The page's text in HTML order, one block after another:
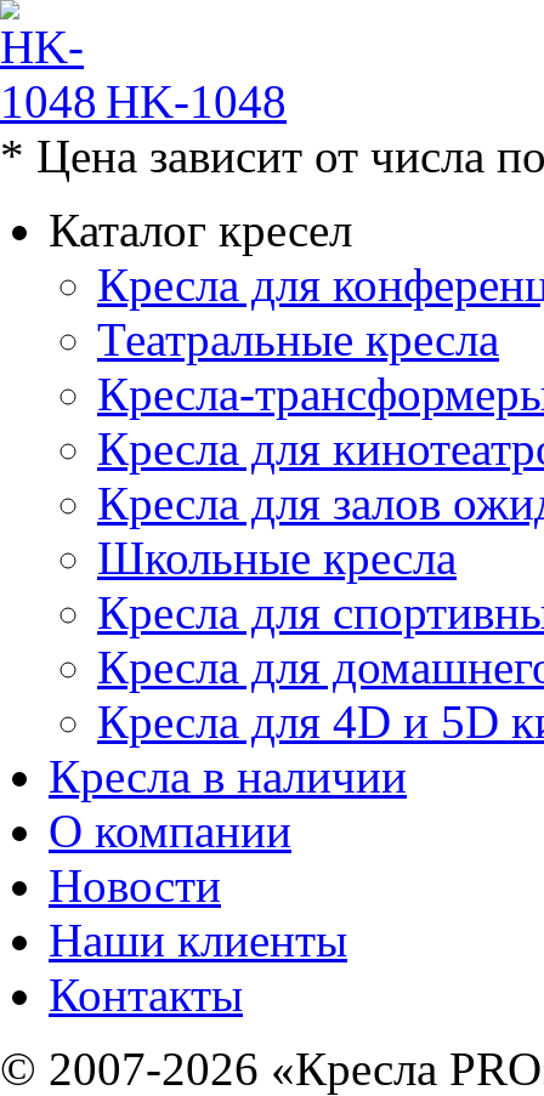
HK-1048
* Цена зависит от числа
Каталог кресел
Кресла для
Театральные кресла
Кресла-
Кресла для
Кресла для залов
Школьные кресла
Кресла для
Кресла для
Кресла для 4D и 5D
Кресла в наличии
О компании
Новости
Наши клиенты
Контакты
© 2007-2026 «Кресла